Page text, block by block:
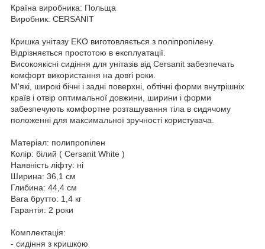
Країна виробника: Польща
Виробник: CERSANIT
Кришка унітазу EKO виготовляється з поліпропілену.
Відрізняється простотою в експлуатації.
Високоякісні сидіння для унітазів від Cersanit забезпечать
комфорт використання на довгі роки.
М'які, широкі бічні і задні поверхні, обтічні форми внутрішніх
країв і отвір оптимальної довжини, ширини і форми
забезпечують комфортне розташування тіла в сидячому
положенні для максимальної зручності користувача.
Матеріал: полипропілен
Колір: білий ( Cersanit White )
Наявність ліфту: ні
Ширина: 36,1 см
Глибина: 44,4 см
Вага брутто: 1,4 кг
Гарантія: 2 роки
Комплектація:
- сидіння з кришкою